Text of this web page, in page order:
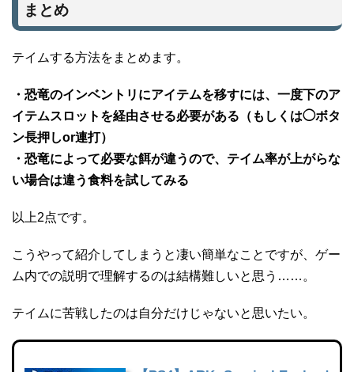
まとめ
テイムする方法をまとめます。
・恐竜のインベントリにアイテムを移すには、一度下のア
イテムスロットを経由させる必要がある（もしくは◯ボタ
ン長押しor連打）
・恐竜によって必要な餌が違うので、テイム率が上がらな
い場合は違う食料を試してみる
以上2点です。
こうやって紹介してしまうと凄い簡単なことですが、ゲー
ム内での説明で理解するのは結構難しいと思う……。
テイムに苦戦したのは自分だけじゃないと思いたい。